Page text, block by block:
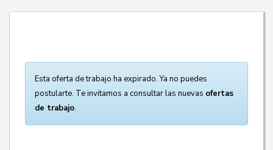
Esta oferta de trabajo ha expirado. Ya no puedes
postularte. Te invitamos a consultar las nuevas ofertas
de trabajo.